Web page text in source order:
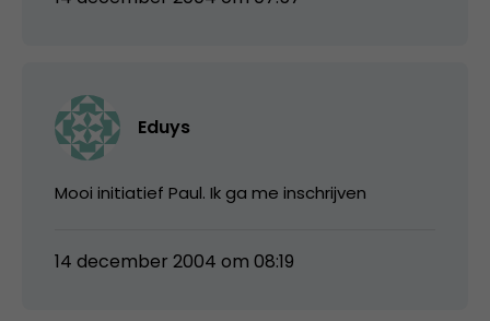
Eduys
Mooi initiatief Paul. Ik ga me inschrijven
14 december 2004 om 08:19